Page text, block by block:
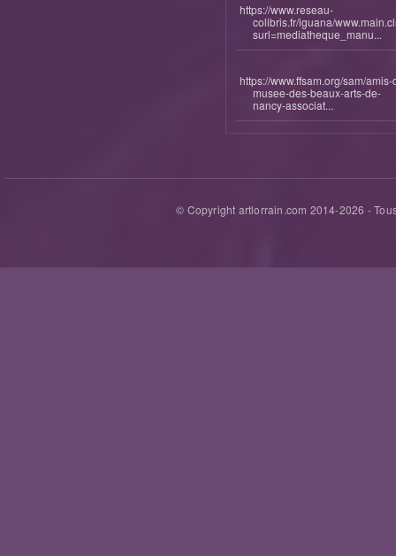
https://www.reseau-
colibris.fr/iguana/
surl=mediatheque_manu...
https://www.ffsam.org/sam/amis-
musee-des-beaux-arts-de-
nancy-associat...
© Copyright artlorrain.com 2014-2026 -